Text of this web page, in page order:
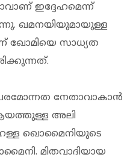
ഇദ്ദേഹമെന്ന്
ഖമനയിയുമായുള്ള
ഖോമിയെ സാധ്യത
നേതാവാകാൻ
അലി
ഖൊമൈനിയുടെ
മിതവാദിയായ